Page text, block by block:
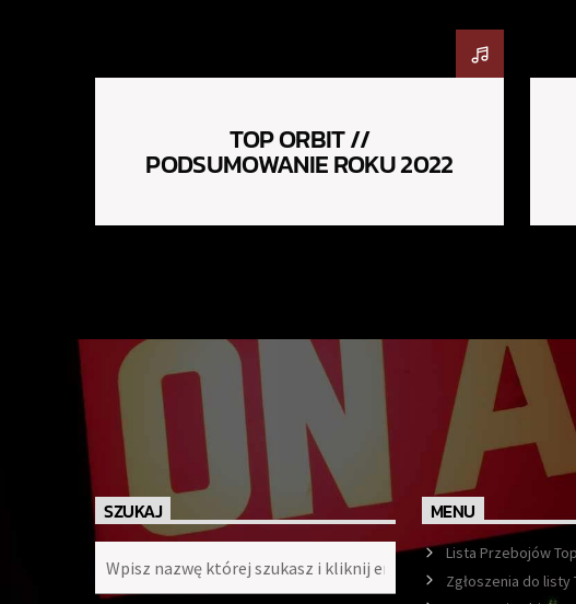
TOP ORBIT //
PODSUMOWANIE ROKU 2022
SZUKAJ MENU
Lista Przebojów
Zgłoszenia do listy